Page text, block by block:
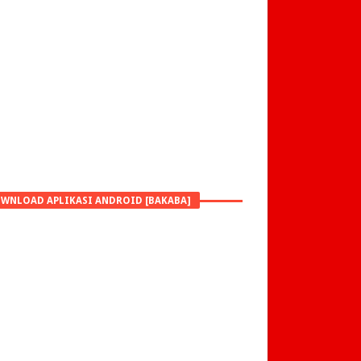
APLIKASI ANDROID [BAKABA]